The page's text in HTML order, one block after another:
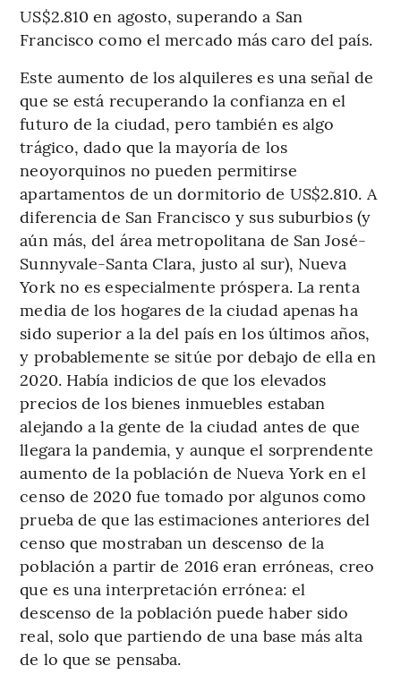
US$2.810 en agosto, superando a San
Francisco como el mercado más caro del país.
Este aumento de los alquileres es una señal de
que se está recuperando la confianza en el
futuro de la ciudad, pero también es algo
trágico, dado que la mayoría de los
neoyorquinos no pueden permitirse
apartamentos de un dormitorio de US$2.810. A
diferencia de San Francisco y sus suburbios (y
aún más, del área metropolitana de San José-
Sunnyvale-Santa Clara, justo al sur), Nueva
York no es especialmente próspera. La renta
media de los hogares de la ciudad apenas ha
sido superior a la del país en los últimos años,
y probablemente se sitúe por debajo de ella en
2020. Había indicios de que los elevados
precios de los bienes inmuebles estaban
alejando a la gente de la ciudad antes de que
llegara la pandemia, y aunque el sorprendente
aumento de la población de Nueva York en el
censo de 2020 fue tomado por algunos como
prueba de que las estimaciones anteriores del
censo que mostraban un descenso de la
población a partir de 2016 eran erróneas, creo
que es una interpretación errónea: el
descenso de la población puede haber sido
real, solo que partiendo de una base más alta
de lo que se pensaba.